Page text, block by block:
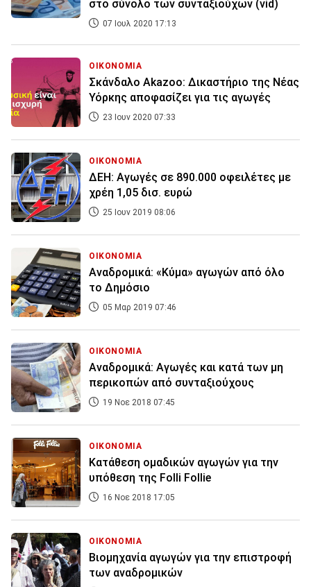
στο σύνολο των συνταξιούχων (vid)
07 Ιουλ 2020 17:13
ΟΙΚΟΝΟΜΙΑ
Σκάνδαλο Akazoo: Δικαστήριο της Νέας
Υόρκης αποφασίζει για τις αγωγές
23 Ιουν 2020 07:33
ΟΙΚΟΝΟΜΙΑ
ΔΕΗ: Αγωγές σε 890.000 οφειλέτες με
χρέη 1,05 δισ. ευρώ
25 Ιουν 2019 08:06
ΟΙΚΟΝΟΜΙΑ
Αναδρομικά: «Κύμα» αγωγών από όλο
το Δημόσιο
05 Μαρ 2019 07:46
ΟΙΚΟΝΟΜΙΑ
Αναδρομικά: Αγωγές και κατά των μη
περικοπών από συνταξιούχους
19 Νοε 2018 07:45
ΟΙΚΟΝΟΜΙΑ
Κατάθεση ομαδικών αγωγών για την
υπόθεση της Folli Follie
16 Νοε 2018 17:05
ΟΙΚΟΝΟΜΙΑ
Βιομηχανία αγωγών για την επιστροφή
των αναδρομικών